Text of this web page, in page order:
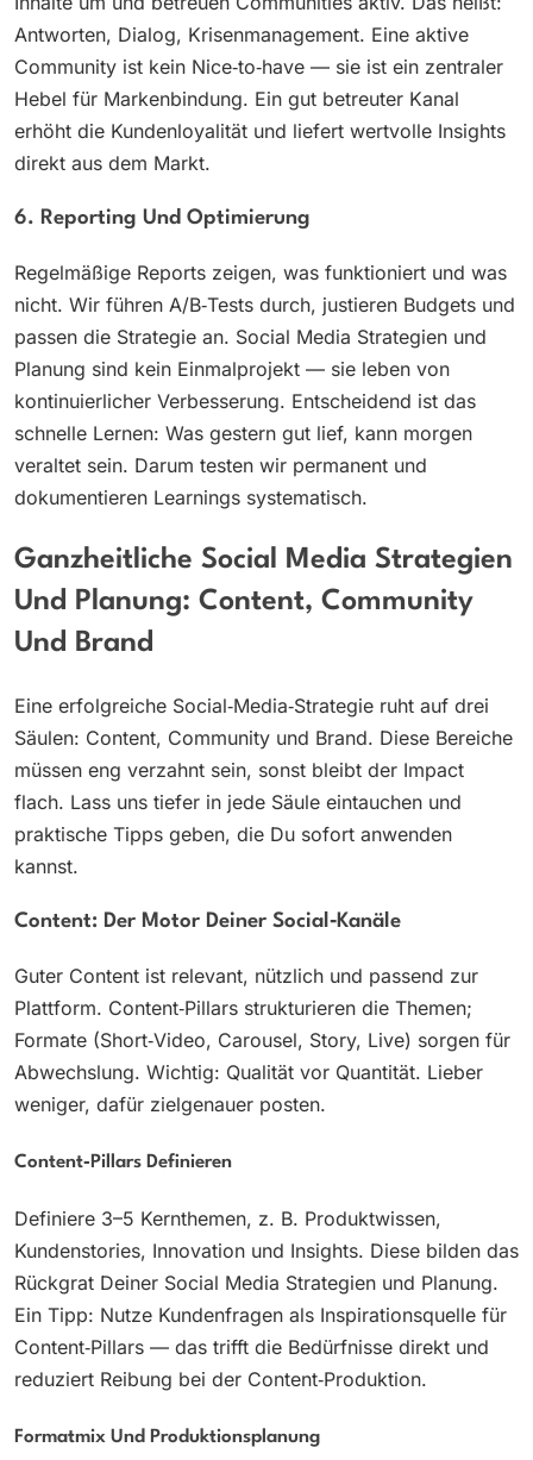
Antworten, Dialog, Krisenmanagement. Eine aktive
Community ist kein Nice‑to‑have — sie ist ein zentraler
Hebel für Markenbindung. Ein gut betreuter Kanal
erhöht die Kundenloyalität und liefert wertvolle Insights
direkt aus dem Markt.
6. Reporting Und Optimierung
Regelmäßige Reports zeigen, was funktioniert und was
nicht. Wir führen A/B‑Tests durch, justieren Budgets und
passen die Strategie an. Social Media Strategien und
Planung sind kein Einmalprojekt — sie leben von
kontinuierlicher Verbesserung. Entscheidend ist das
schnelle Lernen: Was gestern gut lief, kann morgen
veraltet sein. Darum testen wir permanent und
dokumentieren Learnings systematisch.
Ganzheitliche Social Media Strategien
Und Planung: Content, Community
Und Brand
Eine erfolgreiche Social‑Media‑Strategie ruht auf drei
Säulen: Content, Community und Brand. Diese Bereiche
müssen eng verzahnt sein, sonst bleibt der Impact
flach. Lass uns tiefer in jede Säule eintauchen und
praktische Tipps geben, die Du sofort anwenden
kannst.
Content: Der Motor Deiner Social‑Kanäle
Guter Content ist relevant, nützlich und passend zur
Plattform. Content‑Pillars strukturieren die Themen;
Formate (Short‑Video, Carousel, Story, Live) sorgen für
Abwechslung. Wichtig: Qualität vor Quantität. Lieber
weniger, dafür zielgenauer posten.
Content‑Pillars Definieren
Definiere 3–5 Kernthemen, z. B. Produktwissen,
Kundenstories, Innovation und Insights. Diese bilden das
Rückgrat Deiner Social Media Strategien und Planung.
Ein Tipp: Nutze Kundenfragen als Inspirationsquelle für
Content‑Pillars — das trifft die Bedürfnisse direkt und
reduziert Reibung bei der Content‑Produktion.
Formatmix Und Produktionsplanung